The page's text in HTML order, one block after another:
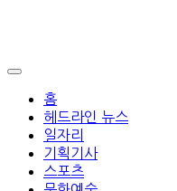
홈
헤드라인 뉴스
일자리
기획기사
스포츠